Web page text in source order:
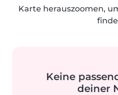
Karte herauszoomen,
Keine
deiner